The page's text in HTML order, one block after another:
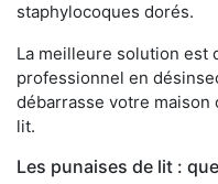
staphylocoques dorés.
La meilleure solution est
professionnel en
débarrasse votre maison
lit.
Les punaises de lit :